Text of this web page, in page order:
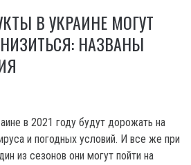
В УКРАИНЕ МОГУТ
НАЗВАНЫ
в 2021 году будут дорожать на
и погодных условий. И все же при
из сезонов они могут пойти на